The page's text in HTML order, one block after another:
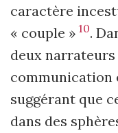
caractère
« couple » 10.
deux narrateurs
communication
suggérant que
dans des